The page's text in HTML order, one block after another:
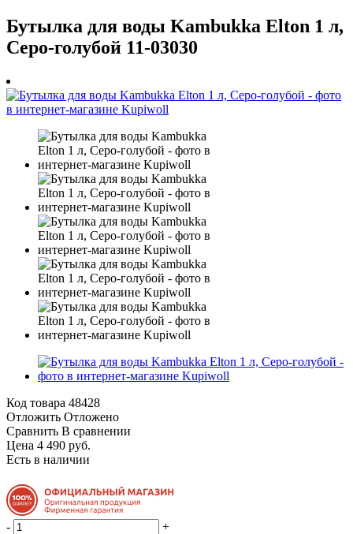
Бутылка для воды Kambukka Elton 1 л,
Серо-голубой 11-03030
Код товара 48428
Отложить Отложено
Сравнить В сравнении
Цена 4 490 руб.
Есть в наличии
-
+